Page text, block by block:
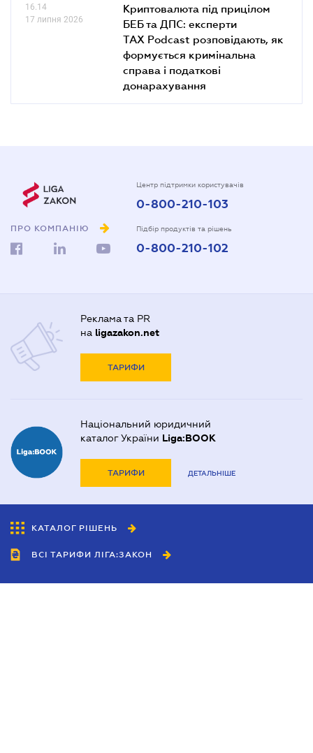
16.14
17 липня 2026
Криптовалюта під прицілом
БЕБ та ДПС: експерти
TAX Podcast розповідають, як
формується кримінальна
справа і податкові
донарахування
ПРО КОМПАНІЮ
Центр підтримки користувачів
0-800-210-103
Підбір продуктів та рішень
0-800-210-102
Реклама та PR
на ligazakon.net
ТАРИФИ
Національний юридичний
каталог України Liga:BOOK
ТАРИФИ ДЕТАЛЬНІШЕ
КАТАЛОГ РІШЕНЬ
ВСІ ТАРИФИ ЛІГА:ЗАКОН